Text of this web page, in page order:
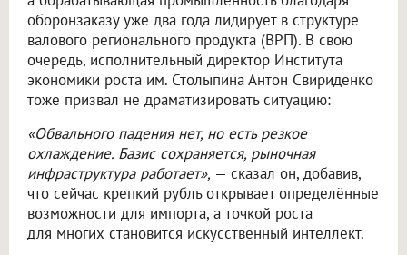
оборонзаказу уже два года лидирует в структуре
валового регионального продукта (ВРП). В свою
очередь, исполнительный директор Института
экономики роста им. Столыпина Антон Свириденко
тоже призвал не драматизировать ситуацию:
«Обвального падения нет, но есть резкое
охлаждение. Базис сохраняется, рыночная
инфраструктура работает», — сказал он, добавив,
что сейчас крепкий рубль открывает определённые
возможности для импорта, а точкой роста
для многих становится искусственный интеллект.